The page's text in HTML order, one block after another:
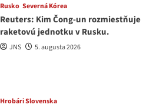
Rusko Severná Kórea
Reuters: Kim Čong-un rozmiestňuje
raketovú jednotku v Rusku.
JNS 5. augusta 2026
Hrobári Slovenska